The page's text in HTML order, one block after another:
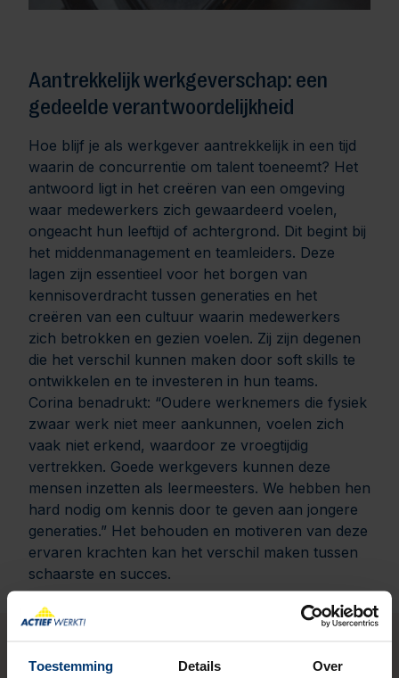
Toestemming Details Over
Aantrekkelijk werkgeverschap: een
gedeelde verantwoordelijkheid
Hoe blijf je als werkgever aantrekkelijk in een tijd
waarin de concurrentie om talent toeneemt? Het
antwoord ligt in het creëren van een omgeving
waar medewerkers zich gewaardeerd voelen,
ongeacht hun leeftijd of achtergrond. Dit begint bij
het middenmanagement en teamleiders. Deze
lagen zijn essentieel voor het borgen van
kennisoverdracht tussen generaties en het
creëren van een cultuur waarin medewerkers
zich betrokken en gezien voelen. Zij zijn degenen
die het verschil kunnen maken door soft skills te
ontwikkelen en te investeren in hun teams.
Corina benadrukt: “Oudere werknemers die fysiek
zwaar werk niet meer aankunnen, voelen zich
vaak niet erkend, waardoor ze vroegtijdig
vertrekken. Goede werkgevers kunnen deze
mensen inzetten als leermeesters. We hebben hen
hard nodig om kennis door te geven aan jongere
generaties.” Het behouden en motiveren van deze
ervaren krachten kan het verschil maken tussen
schaarste en succes.